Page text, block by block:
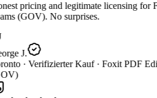
pricing and legitimate licensing for
(GOV). No surprises.
J.
· Verifizierter Kauf · Foxit PDF